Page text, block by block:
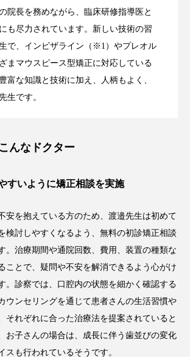
院長を務めながら、臨床研修指導医と
も尽力されています。新しい技術の習
で、インビザライン（※1）やプレオル
まマウスピース型矯正に対応している
富な知識と技術に加え、人柄もよく、
生です。
んなドクター
すいように矯正相談を実施
安を抱えている方のため、渡邉先生は初めて
検討しやすくなるよう、無料の初診矯正相談
。治療期間や通院回数、費用、装置の種類な
ことで、疑問や不安を解消できるよう心がけ
。診察では、口腔内の状態を細かく確認する
ウンセリングを通じて患者さんの生活習慣や
それぞれに合った治療法を提案されていると
お子さんの場合は、成長に伴う歯並びの変化
スも行われているそうです。